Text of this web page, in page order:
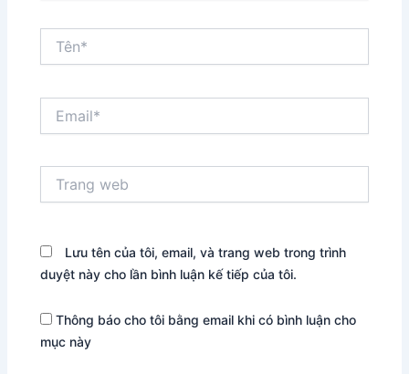
web
Lưu tên của tôi, email, và trang web trong trình
duyệt này cho lần bình luận kế tiếp của tôi.
Thông báo cho tôi bằng email khi có bình luận cho
mục này